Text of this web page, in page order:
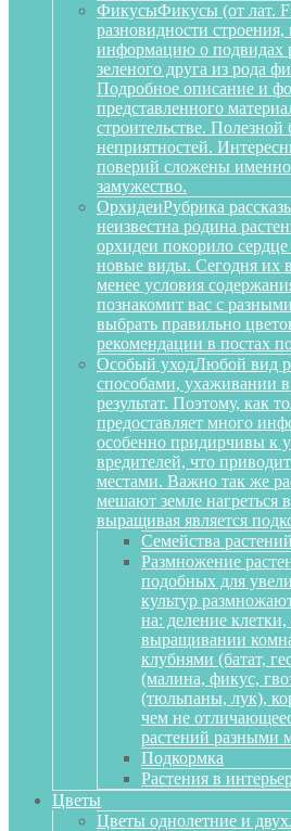
ФикусыФикусы (от лат.
разновидности
информацию о подвидах
зеленого друга из рода
Подробное описание и
представленного
строительстве.
неприятностей.
поверий сложены именно
замужество.
ОрхидеиРубрика
неизвестна родина
орхидеи покорило
новые виды. Сегодня их
менее условия
познакомит вас с
выбрать правильно
рекомендации в постах
Особый уходЛюбой вид
способами, ухаживании в
результат. Поэтому, как
предоставляет много
особенно придирчивы к
вредителей, что
местами. Важно так же
мешают земле нагреться
выращивая является
Семейства растений
Размножение
подобных для
культур
на: деление
выращивании
клубнями (батат,
(малина, фикус,
(тюльпаны, лук),
чем не
растений разными
Подкормка
Растения в
Цветы
Цветы однолетние и